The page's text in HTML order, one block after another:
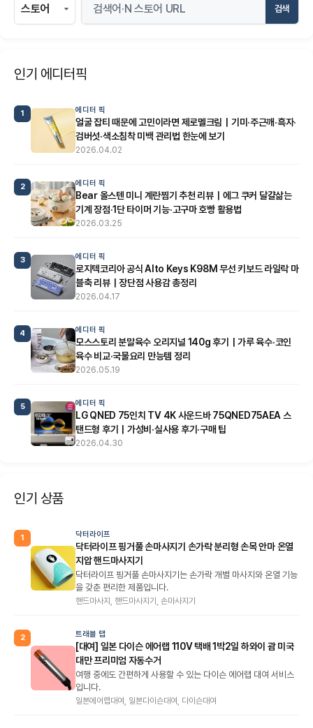
검색
인기 에디터픽
1 에디터 픽
얼굴 잡티 때문에 고민이라면 제로멜크림｜기미·주근깨·흑자·
검버섯·색소침착 미백 관리법 한눈에 보기
2026.04.02
2 에디터 픽
Bear 올스텐 미니 계란찜기 추천 리뷰｜에그 쿠커 달걀삶는
기계 장점·1단 타이머 기능·고구마 호빵 활용법
2026.03.25
3 에디터 픽
로지텍코리아 공식 Alto Keys K98M 무선 키보드 라일락 마
블축 리뷰｜장단점 사용감 총정리
2026.04.17
4 에디터 픽
모스스토리 분말육수 오리지널 140g 후기｜가루 육수·코인
육수 비교·국물요리 만능템 정리
2026.05.19
5 에디터 픽
LG QNED 75인치 TV 4K 사운드바 75QNED75AEA 스
탠드형 후기｜가성비·실사용 후기·구매 팁
2026.04.30
인기 상품
1 닥터라이프
닥터라이프 핑거풀 손마사지기 손가락 분리형 손목 안마 온열
지압 핸드마사지기
닥터라이프 핑거풀 손마사지기는 손가락 개별 마사지와 온열 기능
을 갖춘 편리한 제품입니다.
핸드마사지, 핸드마사지기, 손마사지기
2 트래블 랩
[대여] 일본 다이슨 에어랩 110V 택배 1박2일 하와이 괌 미국
대만 프리미엄 자동수거
여행 중에도 간편하게 사용할 수 있는 다이슨 에어랩 대여 서비스
입니다.
일본에어랩대여, 일본다이슨대여, 다이슨대여